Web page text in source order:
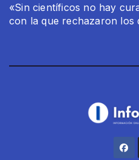
«Sin científicos no hay
con la que rechazaron los